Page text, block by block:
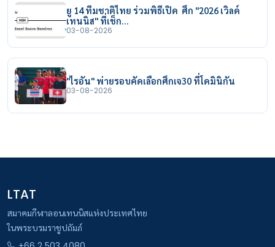
ยู 14 ทีมชาติไทย ร่วมพิธีเปิด ศึก "2026 เวิลด์
เทนนิส" ที่เช็ก…
03-08-2026
"ไรอัน" พ่ายรอบคัดเลือกศึกเจ30 ที่โดมินิกัน
03-08-2026
LTAT
สมาคมกีฬาลอนเทนนิสแห่งประเทศไทย
ในพระบรมราชูปถัมภ์